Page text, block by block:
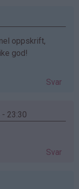
oppskrift,
god!
Svar
23:30
Svar